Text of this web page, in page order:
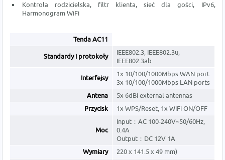
Kontrola rodzicielska, filtr klienta, sieć dla gości, IPv6,
Harmonogram WiFi
Tenda AC11
Standardy i protokoły
IEEE802.3, IEEE802.3u,
IEEE802.3ab
Interfejsy
1x 10/100/1000Mbps WAN port
3x 10/100/1000Mbps LAN ports
Antena
5x 6dBi external antennas
Przycisk
1x WPS/Reset, 1x WiFi ON/OFF
Moc
Input：AC 100-240V~50/60Hz,
0.4A
Output：DC 12V 1A
Wymiary
220 x 141.5 x 49 mm)